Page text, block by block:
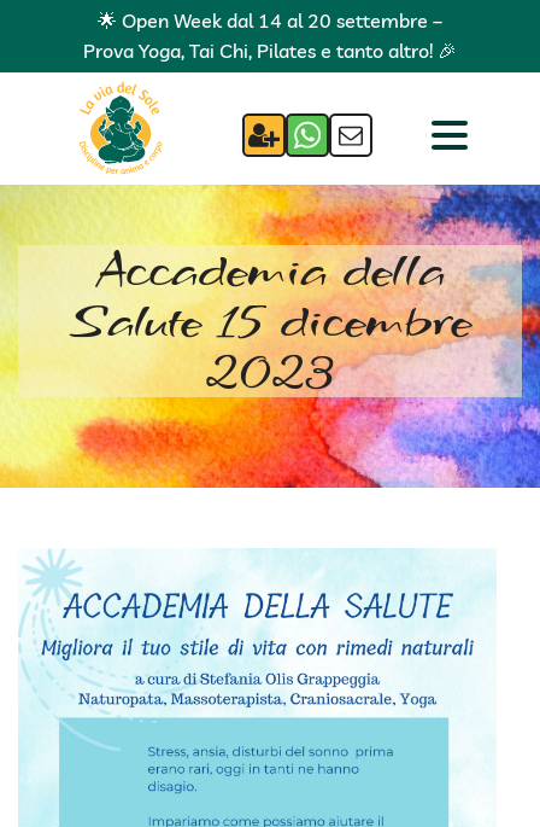
🌟 Open Week dal 14 al 20 settembre –
Prova Yoga, Tai Chi, Pilates e tanto altro! 🎉
Accademia della
Salute 15 dicembre
2023